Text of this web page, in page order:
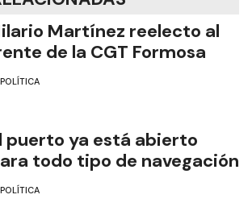
Martínez reelecto al
de la CGT Formosa
POLÍTICA
puerto ya está abierto
todo tipo de navegación
POLÍTICA